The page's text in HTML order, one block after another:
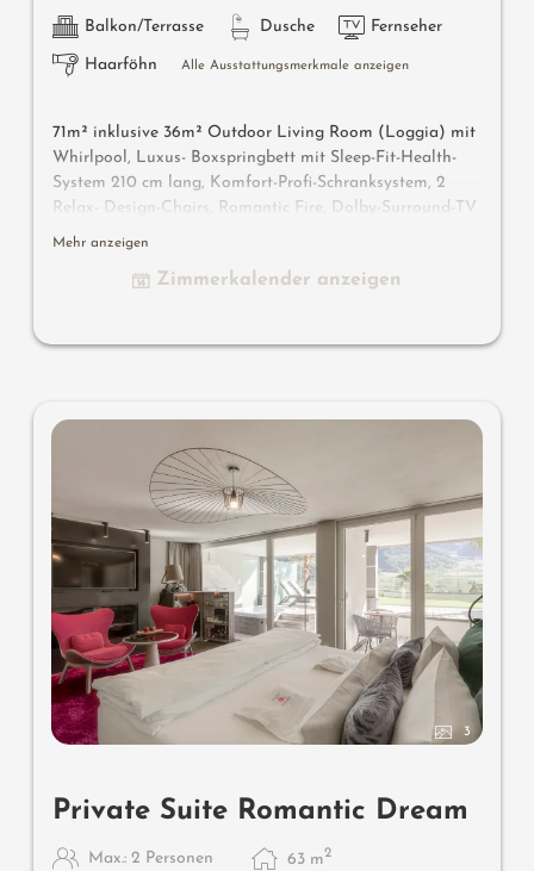
Balkon/Terrasse Dusche Fernseher
Haarföhn Alle Ausstattungsmerkmale anzeigen
71m² inklusive 36m² Outdoor Living Room (Loggia) mit
Whirlpool, Luxus- Boxspringbett mit Sleep-Fit-Health-
System 210 cm lang, Komfort-Profi-Schranksystem, 2
Relax- Design-Chairs, Romantic Fire, Dolby-Surround-TV
mit Bluetooth, Minibar mit Wein-, Nespresso- & Teedesk,
& Sound- System, Lady-Beauty-Desk, getrennter
Mehr anzeigen
Zimmerkalender anzeigen
3
Private Suite Romantic Dream
Max.: 2 Personen 63 m2